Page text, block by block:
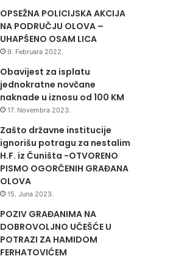
OPSEŽNA POLICIJSKA AKCIJA
NA PODRUČJU OLOVA –
UHAPŠENO OSAM LICA
9. Februara 2022.
Obavijest za isplatu
jednokratne novčane
naknade u iznosu od 100 KM
17. Novembra 2023.
Zašto državne institucije
ignorišu potragu za nestalim
H.F. iz Čuništa -OTVORENO
PISMO OGORČENIH GRAĐANA
OLOVA
15. Juna 2023.
POZIV GRAĐANIMA NA
DOBROVOLJNO UČEŠĆE U
POTRAZI ZA HAMIDOM
FERHATOVIĆEM